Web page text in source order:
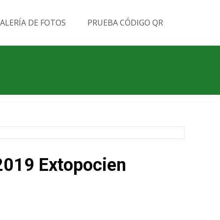
DE FOTOS PRUEBA CÓDIGO QR
Extopocien